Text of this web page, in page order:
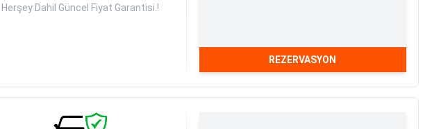
Herşey Dahil Güncel Fiyat Garantisi.!
REZERVASYON